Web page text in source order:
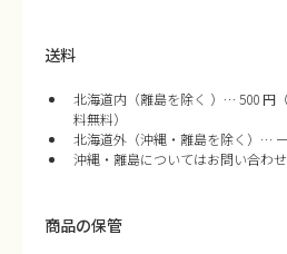
送料
北海道内（離島を除く ）… 500 円
料無料）
北海道外（沖縄・離島を除く）…
沖縄・離島についてはお問い合わせ
商品の保管